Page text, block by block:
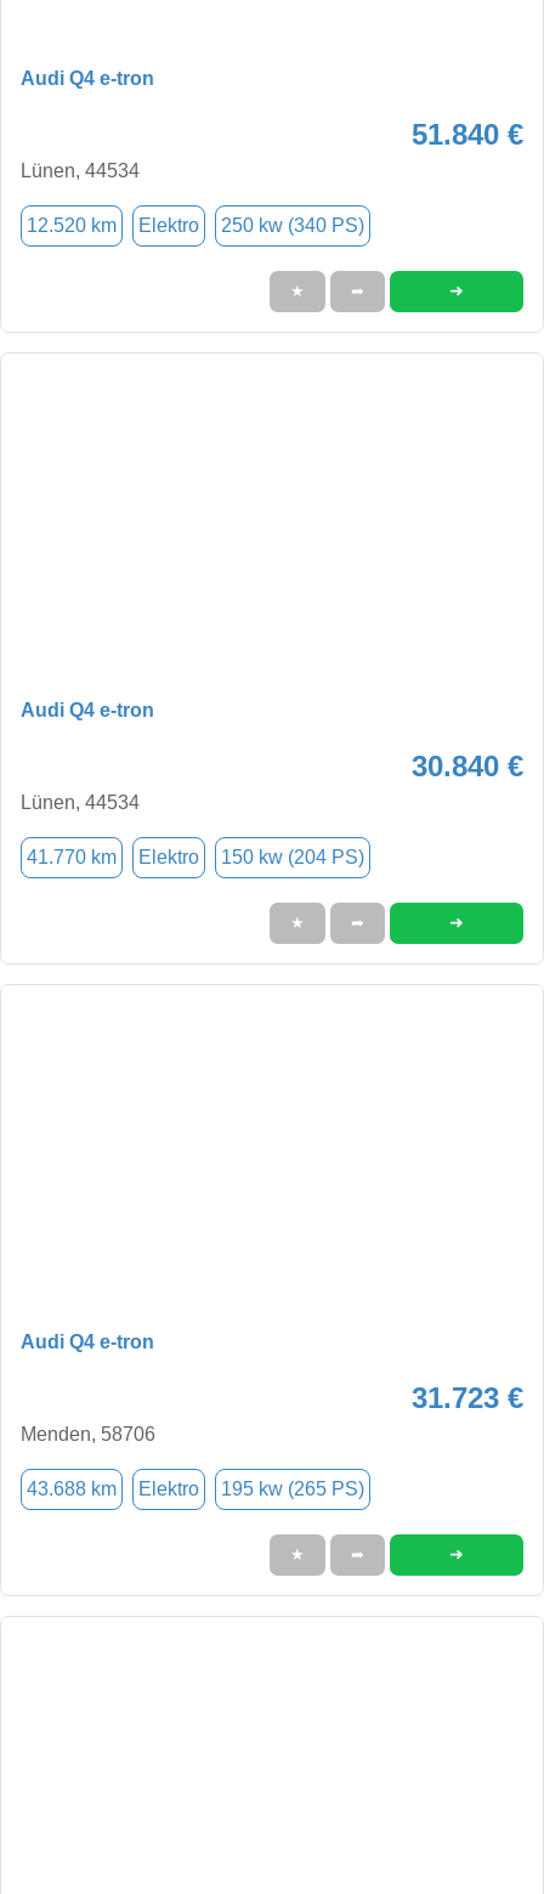
Audi Q4 e-tron
51.840 €
Lünen, 44534
12.520 km Elektro 250 kw (340 PS)
★ ➦ ➜
Audi Q4 e-tron
30.840 €
Lünen, 44534
41.770 km Elektro 150 kw (204 PS)
★ ➦ ➜
Audi Q4 e-tron
31.723 €
Menden, 58706
43.688 km Elektro 195 kw (265 PS)
★ ➦ ➜